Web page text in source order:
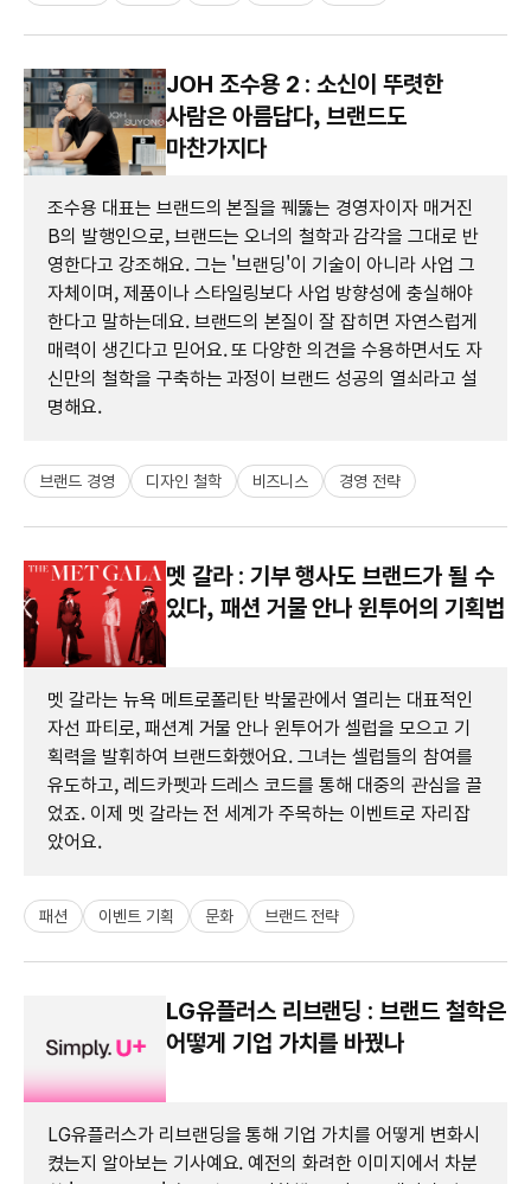
JOH 조수용 2 : 소신이 뚜렷한
사람은 아름답다, 브랜드도
마찬가지다
조수용 대표는 브랜드의 본질을 꿰뚫는 경영자이자 매거진
B의 발행인으로, 브랜드는 오너의 철학과 감각을 그대로 반
영한다고 강조해요. 그는 '브랜딩'이 기술이 아니라 사업 그
자체이며, 제품이나 스타일링보다 사업 방향성에 충실해야
한다고 말하는데요. 브랜드의 본질이 잘 잡히면 자연스럽게
매력이 생긴다고 믿어요. 또 다양한 의견을 수용하면서도 자
신만의 철학을 구축하는 과정이 브랜드 성공의 열쇠라고 설
명해요.
브랜드 경영 디자인 철학 비즈니스 경영 전략
멧 갈라 : 기부 행사도 브랜드가 될 수
있다, 패션 거물 안나 윈투어의 기획법
멧 갈라는 뉴욕 메트로폴리탄 박물관에서 열리는 대표적인
자선 파티로, 패션계 거물 안나 윈투어가 셀럽을 모으고 기
획력을 발휘하여 브랜드화했어요. 그녀는 셀럽들의 참여를
유도하고, 레드카펫과 드레스 코드를 통해 대중의 관심을 끌
었죠. 이제 멧 갈라는 전 세계가 주목하는 이벤트로 자리잡
았어요.
패션 이벤트 기획 문화 브랜드 전략
LG유플러스 리브랜딩 : 브랜드 철학은
어떻게 기업 가치를 바꿨나
LG유플러스가 리브랜딩을 통해 기업 가치를 어떻게 변화시
켰는지 알아보는 기사예요. 예전의 화려한 이미지에서 차분